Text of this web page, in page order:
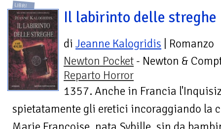
LIBRI
Il labirinto delle streghe
di Jeanne Kalogridis | Romanzo
Newton Pocket - Newton &
Reparto Horror
1357. Anche in Francia
spietatamente gli eretici incoraggiando la